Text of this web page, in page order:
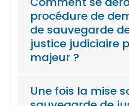
procédure de
de sauvegarde
justice judiciaire
majeur ?
Une fois la mise